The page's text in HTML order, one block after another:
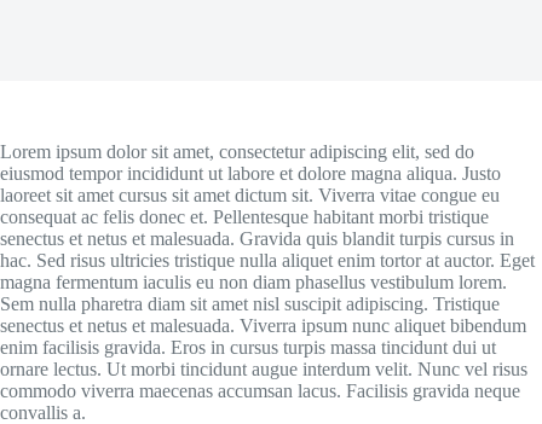
Lorem ipsum dolor sit amet, consectetur adipiscing elit, sed do
eiusmod tempor incididunt ut labore et dolore magna aliqua. Justo
laoreet sit amet cursus sit amet dictum sit. Viverra vitae congue eu
consequat ac felis donec et. Pellentesque habitant morbi tristique
senectus et netus et malesuada. Gravida quis blandit turpis cursus in
hac. Sed risus ultricies tristique nulla aliquet enim tortor at auctor. Eget
magna fermentum iaculis eu non diam phasellus vestibulum lorem.
Sem nulla pharetra diam sit amet nisl suscipit adipiscing. Tristique
senectus et netus et malesuada. Viverra ipsum nunc aliquet bibendum
enim facilisis gravida. Eros in cursus turpis massa tincidunt dui ut
ornare lectus. Ut morbi tincidunt augue interdum velit. Nunc vel risus
commodo viverra maecenas accumsan lacus. Facilisis gravida neque
convallis a.